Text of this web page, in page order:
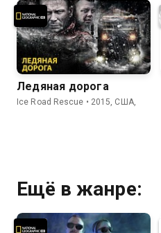
Ледяная дорога
Ice Road Rescue • 2015, США,
Ещё в жанре: